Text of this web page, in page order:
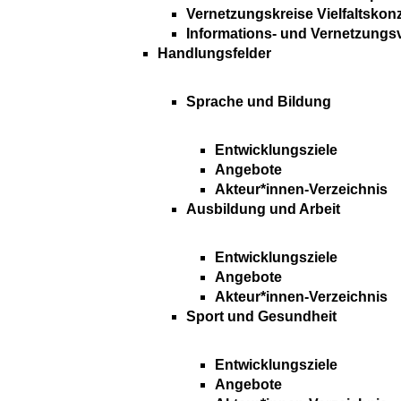
Vernetzungskreise
Informations- und
Handlungsfelder
Sprache und Bildung
Entwicklungsziele
Angebote
Akteur*innen-Verzeichnis
Ausbildung und Arbeit
Entwicklungsziele
Angebote
Akteur*innen-Verzeichnis
Sport und Gesundheit
Entwicklungsziele
Angebote